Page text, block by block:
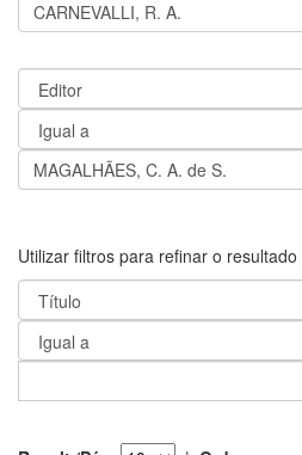
Utilizar filtros para refinar o